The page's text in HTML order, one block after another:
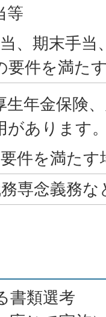
等
、期末手当
要件を満た
生年金保険
があります
件を満た
専念義務
書類選考